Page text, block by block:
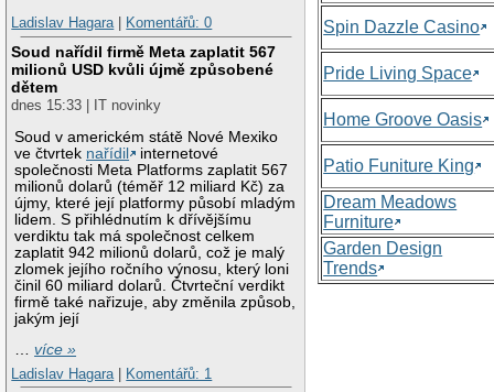
Ladislav Hagara| Komentářů: 0
Soud nařídil firmě Meta zaplatit 567
milionů USD kvůli újmě způsobené
dětem
dnes 15:33 | IT novinky
Soud v americkém státě Nové Mexiko
ve čtvrtek nařídil
internetové
společnosti Meta Platforms zaplatit 567
milionů dolarů (téměř 12 miliard Kč) za
újmy, které její platformy působí mladým
lidem. S přihlédnutím k dřívějšímu
verdiktu tak má společnost celkem
zaplatit 942 milionů dolarů, což je malý
zlomek jejího ročního výnosu, který loni
činil 60 miliard dolarů. Čtvrteční verdikt
firmě také nařizuje, aby změnila způsob,
jakým její
…více »
Ladislav Hagara
Komentářů: 1
Spin Dazzle Casino
Pride Living Space
Home Groove Oasis
Patio Funiture King
Dream Meadows
Furniture
Garden Design
Trends